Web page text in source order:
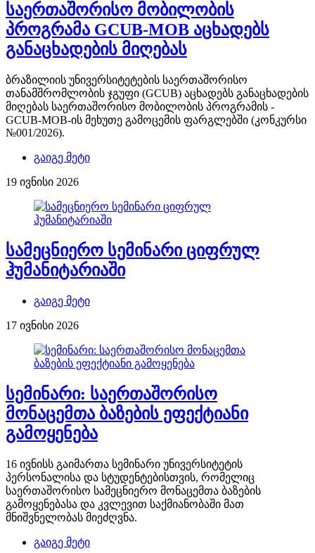
საერთაშორისო მობილობის
პროგრამა GCUB-MOB აცხადებს
განაცხადების მიღებას
ბრაზილიის უნივერსიტეტების საერთაშორისო
თანამშრომლობის ჯგუფი (GCUB) აცხადებს განაცხადების
მიღებას საერთაშორისო მობილობის პროგრამის -
GCUB-MOB-ის მეხუთე გამოცემის ფარგლებში (კონკურსი
№001/2026).
გაიგე მეტი
19 ივნისი 2026
სამეცნიერო სემინარი ციფრულ
ჰუმანიტარიაში
გაიგე მეტი
17 ივნისი 2026
სემინარი: საერთაშორისო
მონაცემთა ბაზების ეფექტიანი
გამოყენება
16 ივნისს გაიმართა სემინარი უნივერსიტეტის
პერსონალისა და სტუდენტებისთვის, რომელიც
საერთაშორისო სამეცნიერო მონაცემთა ბაზების
გამოყენებასა და კვლევით საქმიანობაში მათ
მნიშვნელობას მიეძღვნა.
გაიგე მეტი